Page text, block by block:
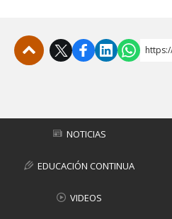
NOTICIAS
EDUCACIÓN CONTINUA
VIDEOS